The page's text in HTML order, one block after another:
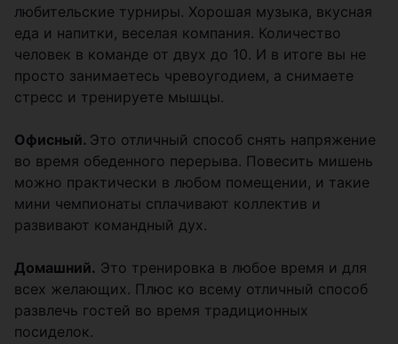
любительские турниры. Хорошая музыка, вкусная
еда и напитки, веселая компания. Количество
человек в команде от двух до 10. И в итоге вы не
просто занимаетесь чревоугодием, а снимаете
стресс и тренируете мышцы.
Офисный. Это отличный способ снять напряжение
во время обеденного перерыва. Повесить мишень
можно практически в любом помещении, и такие
мини чемпионаты сплачивают коллектив и
развивают командный дух.
Домашний. Это тренировка в любое время и для
всех желающих. Плюс ко всему отличный способ
развлечь гостей во время традиционных
посиделок.